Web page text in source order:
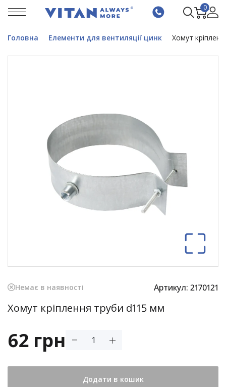
0
Головна Елементи для вентиляції цинк Хомут
Немає в наявності Артикул: 2170121
Хомут кріплення труби d115 мм
62 грн
Додати в кошик